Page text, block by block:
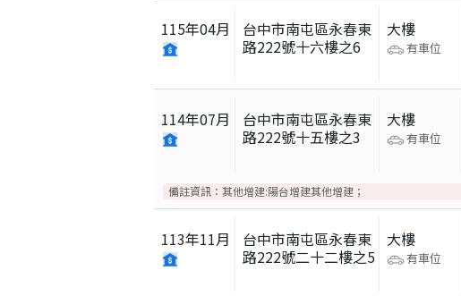
115年04月
台中市南屯區永春東
路222號十六樓之6
大樓
有車位
114年07月
台中市南屯區永春東
路222號十五樓之3
大樓
有車位
備註資訊： 其他增建:陽台增建其他增建；
113年11月
台中市南屯區永春東
路222號二十二樓之5
大樓
有車位